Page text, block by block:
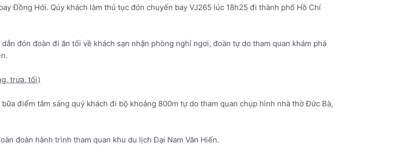
Đồng Hới. Qúy khách làm thủ tục đón chuyến bay VJ265 lúc 18h25 đi thành phố Hồ Chí
đón đoàn đi ăn tối về khách sạn nhận phòng nghỉ ngơi, đoàn tự do tham quan khám phá
trưa, tối)
điểm tâm sáng quý khách đi bộ khoảng 800m tự do tham quan chụp hình nhà thờ Đức Bà,
đoàn hành trình tham quan khu du lịch Đại Nam Văn Hiến.